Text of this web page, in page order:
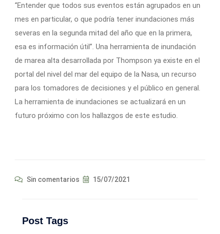
“Entender que todos sus eventos están agrupados en un
mes en particular, o que podría tener inundaciones más
severas en la segunda mitad del año que en la primera,
esa es información útil”. Una herramienta de inundación
de marea alta desarrollada por Thompson ya existe en el
portal del nivel del mar del equipo de la Nasa, un recurso
para los tomadores de decisiones y el público en general.
La herramienta de inundaciones se actualizará en un
futuro próximo con los hallazgos de este estudio.
Sin comentarios 15/07/2021
Post Tags